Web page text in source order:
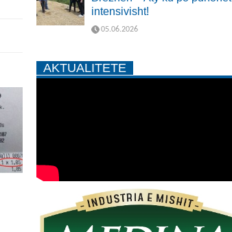
intensivisht!
05.06.2026
AKTUALITETE